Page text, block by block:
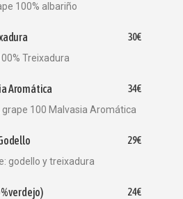
100% albariño
30€
Treixadura
Aromática
34€
grape 100 Malvasia Aromática
29€
godello y treixadura
24€